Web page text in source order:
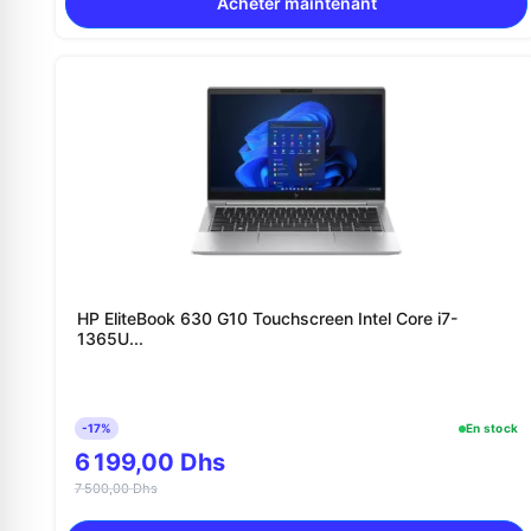
HP EliteBook 630 G10 Touchscreen Intel Core i7-
1365U...
-17% En stock
6 199,00 Dhs
7 500,00 Dhs